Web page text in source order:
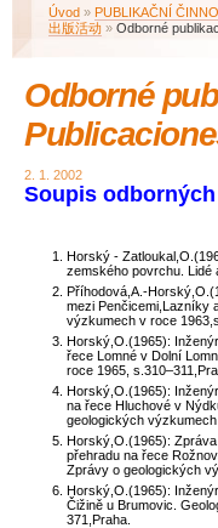
Úvod » PUBLIKAČNÍ
出版活动 » Odborné
Odborné
2. 1. 2002
Soupis
Horský -
zemského povrchu. Lidé
Příhodová,A.-
mezi Penčicemi,Lazníky
výzkumech v roce
Horský,O.(1965):
řece Lomné v Dolní
roce 1965,
Horský,O.(1965):
na řece Hluchové v
geologických
Horský,O.(1965):
přehradu na řece
Zprávy o geologických
Horský,O.(1965):
Čižině u Brumovic.
371,Praha.